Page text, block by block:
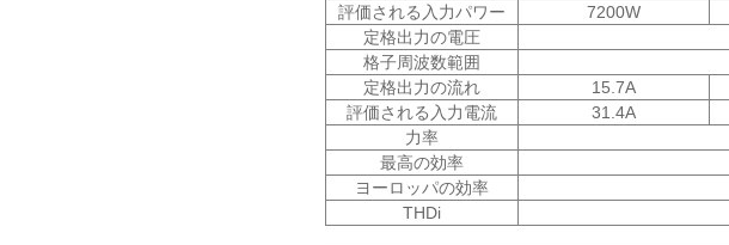
評価される入力パワー
7200W
定格出力の電圧
格子周波数範囲
定格出力の流れ
15.7A
評価される入力電流
31.4A
力率
最高の効率
ヨーロッパの効率
THDi